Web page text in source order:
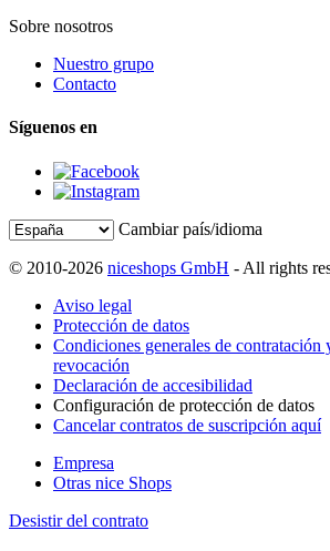
Sobre nosotros
Nuestro grupo
Contacto
Síguenos en
Cambiar país/idioma
© 2010-2026 niceshops GmbH - All rights
Aviso legal
Protección de datos
Condiciones generales de contratación
revocación
Declaración de accesibilidad
Configuración de protección de datos
Cancelar contratos de suscripción aquí
Empresa
Otras nice Shops
Desistir del contrato